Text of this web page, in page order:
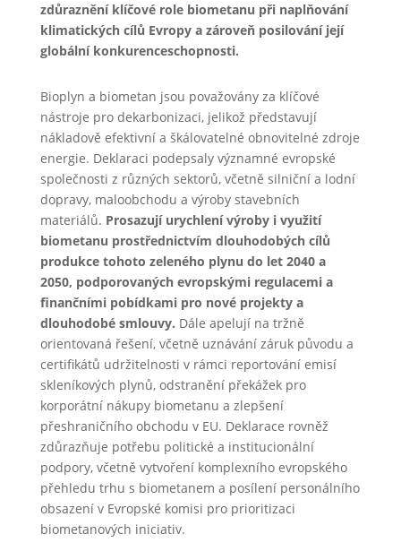
zdůraznění klíčové role biometanu při naplňování
klimatických cílů Evropy a zároveň posilování její
globální konkurenceschopnosti.
Bioplyn a biometan jsou považovány za klíčové
nástroje pro dekarbonizaci, jelikož představují
nákladově efektivní a škálovatelné obnovitelné zdroje
energie. Deklaraci podepsaly významné evropské
společnosti z různých sektorů, včetně silniční a lodní
dopravy, maloobchodu a výroby stavebních
materiálů. Prosazují urychlení výroby i využití
biometanu prostřednictvím dlouhodobých cílů
produkce tohoto zeleného plynu do let 2040 a
2050, podporovaných evropskými regulacemi a
finančními pobídkami pro nové projekty a
dlouhodobé smlouvy. Dále apelují na tržně
orientovaná řešení, včetně uznávání záruk původu a
certifikátů udržitelnosti v rámci reportování emisí
skleníkových plynů, odstranění překážek pro
korporátní nákupy biometanu a zlepšení
přeshraničního obchodu v EU. Deklarace rovněž
zdůrazňuje potřebu politické a institucionální
podpory, včetně vytvoření komplexního evropského
přehledu trhu s biometanem a posílení personálního
obsazení v Evropské komisi pro prioritizaci
biometanových iniciativ.